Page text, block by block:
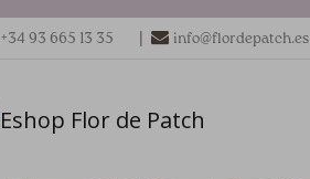
+34 93 665 13 35 | info@flordepatch.es